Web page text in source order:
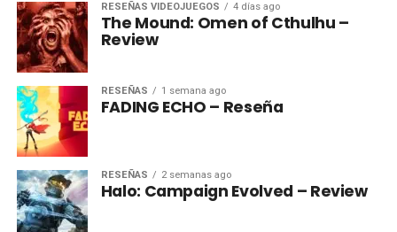
RESEÑAS VIDEOJUEGOS 4 días ago
The Mound: Omen of Cthulhu –
Review
RESEÑAS 1 semana ago
FADING ECHO – Reseña
RESEÑAS 2 semanas ago
Halo: Campaign Evolved – Review